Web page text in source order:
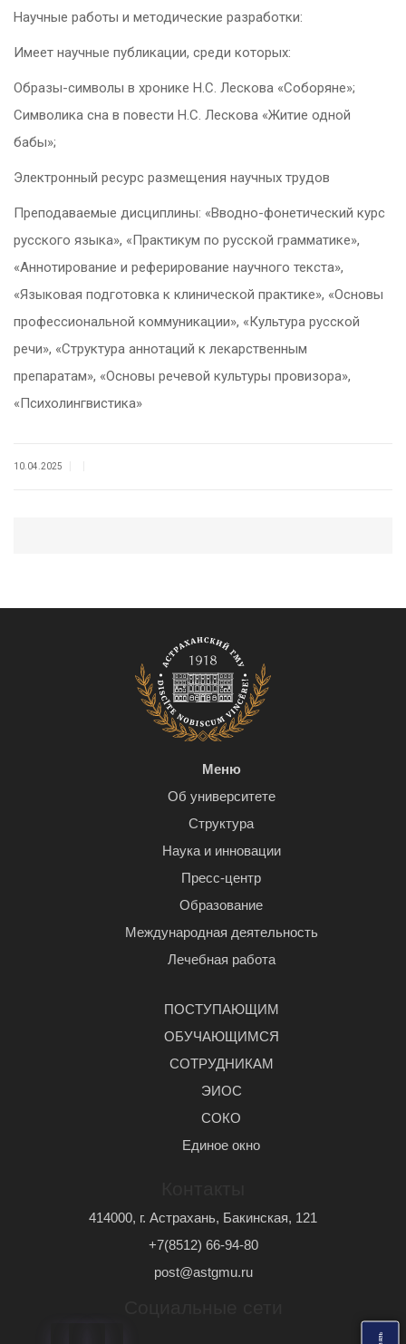
ь
Научные работы и методические разработки:
Имеет научные публикации, среди которых:
Образы-символы в хронике Н.С. Лескова «Соборяне»;
Символика сна в повести Н.С. Лескова «Житие одной
бабы»;
Электронный ресурс размещения научных трудов
Преподаваемые дисциплины: «Вводно-фонетический курс
русского языка», «Практикум по русской грамматике»,
«Аннотирование и реферирование научного текста»,
«Языковая подготовка к клинической практике», «Основы
профессиональной коммуникации», «Культура русской
речи», «Структура аннотаций к лекарственным
препаратам», «Основы речевой культуры провизора»,
«Психолингвистика»
10.04.2025
Меню
Об университете
Структура
Наука и инновации
Пресс-центр
Образование
Международная деятельность
Лечебная работа
ПОСТУПАЮЩИМ
ОБУЧАЮЩИМСЯ
СОТРУДНИКАМ
ЭИОС
СОКО
Единое окно
414000, г. Астрахань, Бакинская, 121
+7(8512) 66-94-80
post@astgmu.ru